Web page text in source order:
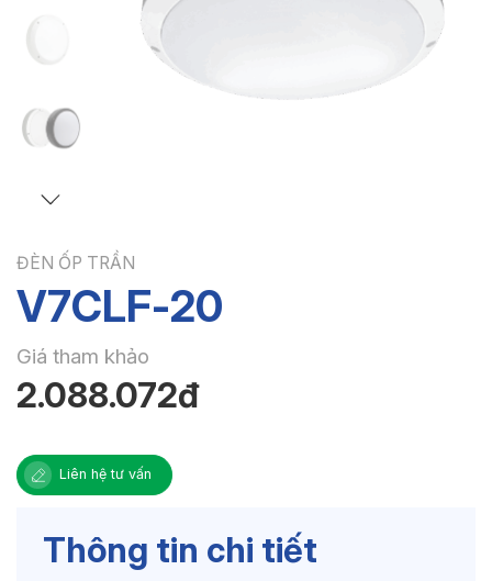
ĐÈN ỐP TRẦN
V7CLF-20
Giá tham khảo
2.088.072đ
Liên hệ tư vấn
Thông tin chi tiết